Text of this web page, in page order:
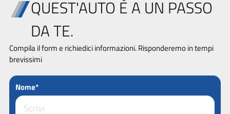
QUEST'AUTO È A UN PASSO
DA TE.
Compila il form e richiedici informazioni. Risponderemo in tempi
brevissimi
Nome*